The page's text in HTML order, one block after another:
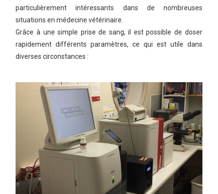
particulièrement intéressants dans de nombreuses
situations en médecine vétérinaire.
Grâce à une simple prise de sang, il est possible de doser
rapidement différents paramètres, ce qui est utile dans
diverses circonstances :